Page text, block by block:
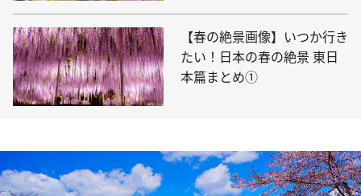
【春の絶景画像】いつか行き
たい！日本の春の絶景 東日
本篇まとめ①